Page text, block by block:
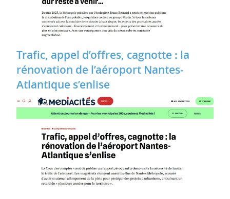
Trafic, appel d’offres, cagnotte : la
rénovation de l’aéroport Nantes‐
Atlantique s’enlise